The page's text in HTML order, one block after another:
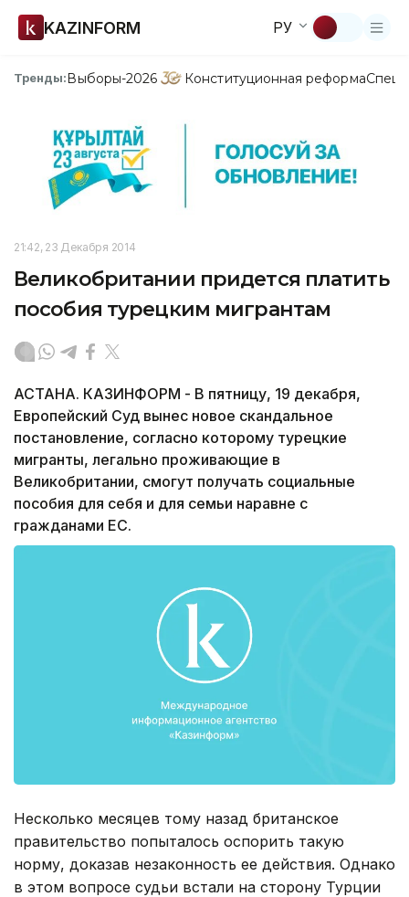
KAZINFORM РУ
Тренды:Выборы-2026 Конституционная реформа
21:42, 23 Декабря 2014
Великобритании придется платить
пособия турецким мигрантам
АСТАНА. КАЗИНФОРМ - В пятницу, 19 декабря,
Европейский Суд вынес новое скандальное
постановление, согласно которому турецкие
мигранты, легально проживающие в
Великобритании, смогут получать социальные
пособия для себя и для семьи наравне с
гражданами ЕС.
Несколько месяцев тому назад британское
правительство попыталось оспорить такую
норму, доказав незаконность ее действия. Однако
в этом вопросе судьи встали на сторону Турции